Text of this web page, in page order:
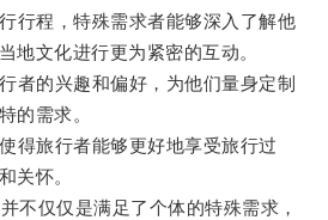
程，特殊需求者能够深入了解他
地文化进行更为紧密的互动。
的兴趣和偏好，为他们量身定制
的需求。
旅行者能够更好地享受旅行过
关怀。
仅仅是满足了个体的特殊需求，